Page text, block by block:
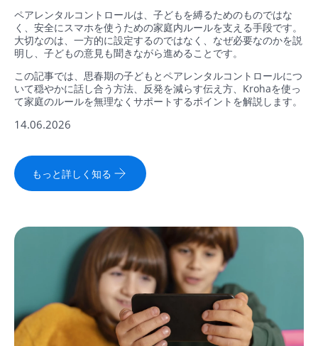
ペアレンタルコントロールは、子どもを縛るためのものではな
く、安全にスマホを使うための家庭内ルールを支える手段です。
大切なのは、一方的に設定するのではなく、なぜ必要なのかを説
明し、子どもの意見も聞きながら進めることです。
この記事では、思春期の子どもとペアレンタルコントロールにつ
いて穏やかに話し合う方法、反発を減らす伝え方、Krohaを使っ
て家庭のルールを無理なくサポートするポイントを解説します。
14.06.2026
もっと詳しく知る